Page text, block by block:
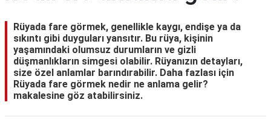
Rüyada fare görmek, genellikle kaygı, endişe ya da
sıkıntı gibi duyguları yansıtır. Bu rüya, kişinin
yaşamındaki olumsuz durumların ve gizli
düşmanlıkların simgesi olabilir. Rüyanızın detayları,
size özel anlamlar barındırabilir. Daha fazlası için
Rüyada fare görmek nedir ne anlama gelir?
makalesine göz atabilirsiniz.